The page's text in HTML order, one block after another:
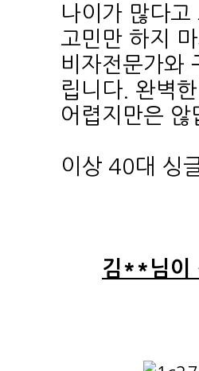
나이가 많다
고민만 하지
비자전문가와
립니다. 완벽
어렵지만은
이상 40대 싱
김**님이